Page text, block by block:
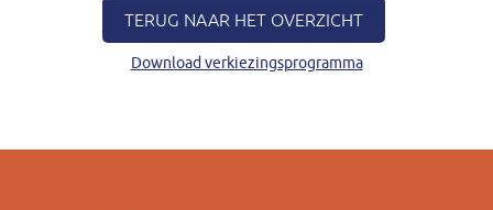
TERUG NAAR HET OVERZICHT
Download verkiezingsprogramma